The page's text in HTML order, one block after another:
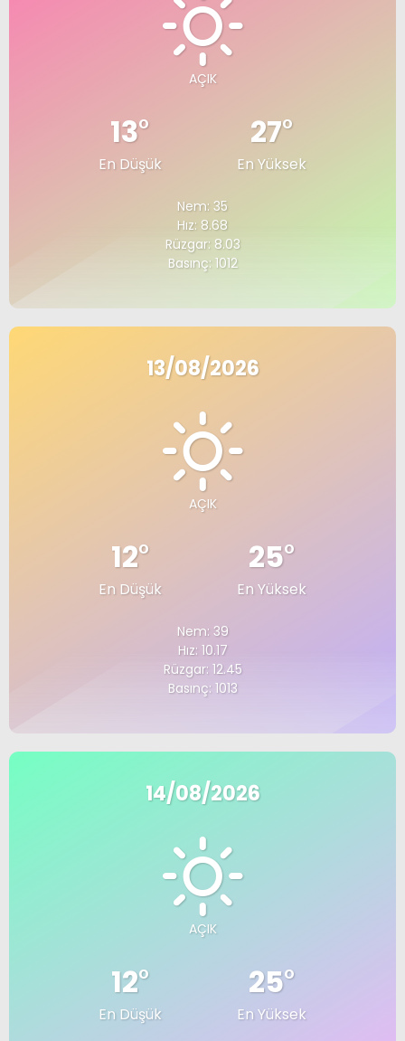
AÇIK
13°
En Düşük
27°
En Yüksek
Nem: 35
Hız: 8.68
Rüzgar: 8.03
Basınç: 1012
13/08/2026
AÇIK
12°
En Düşük
25°
En Yüksek
Nem: 39
Hız: 10.17
Rüzgar: 12.45
Basınç: 1013
14/08/2026
AÇIK
12°
En Düşük
25°
En Yüksek